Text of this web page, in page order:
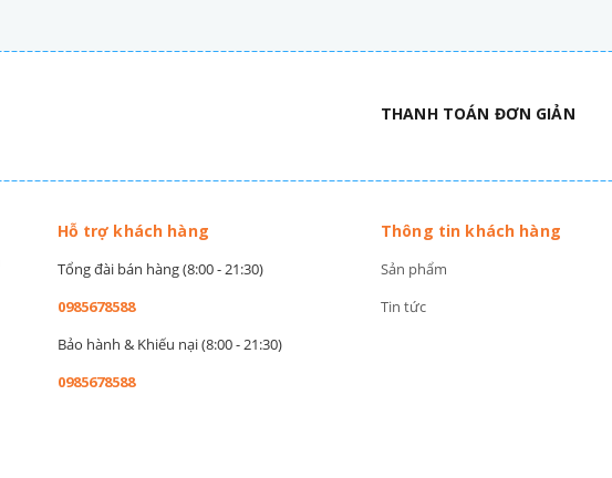
THANH TOÁN ĐƠN GIẢN
Hỗ trợ khách hàng
Tổng đài bán hàng (8:00 - 21:30)
0985678588
Bảo hành & Khiếu nại (8:00 - 21:30)
0985678588
Thông tin khách hàng
Sản phẩm
Tin tức